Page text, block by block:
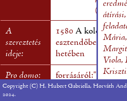
(RMNy
A
szereztetés
ideje:
1580 A
esztendőben,
hetében
Pro domo:
forrásáról:"Lebena
históriában"
Viola,
Anna,
Copyright (C) H. Hubert Gabriella, Horváth
2024.